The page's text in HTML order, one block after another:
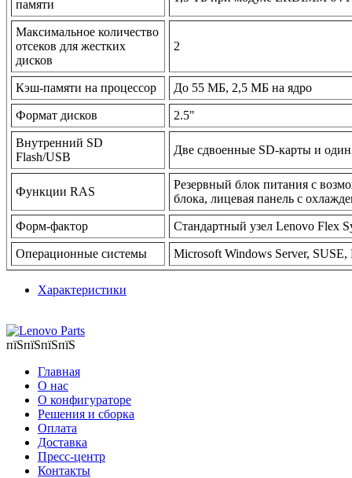
памяти
Максимальное количество
отсеков для жестких
дисков
2
Кэш-памяти на процессор До 55 МБ, 2,5 МБ на ядро
Формат дисков 2.5"
Внутренний SD
Flash/USB
Две сдвоенные SD-карты и
Функции RAS
Резервный блок питания с
блока, лицевая панель с
Форм-фактор Стандартный узел Lenovo Flex
Операционные системы Microsoft Windows Server,
Характеристики
пїЅпїЅпїЅпїЅ
Главная
О нас
О конфигураторе
Решения и сборка
Оплата
Доставка
Пресс-центр
Контакты